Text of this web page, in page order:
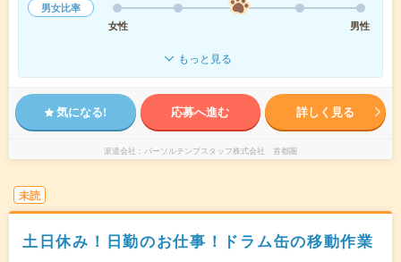
男女比率
女性
男性
もっと見る
気になる! 応募へ進む 詳しく見る
派遣会社 パーソルテンプスタッフ株式会社 首都圏
未読
土日休み！日勤のお仕事！ドラム缶の移動作業